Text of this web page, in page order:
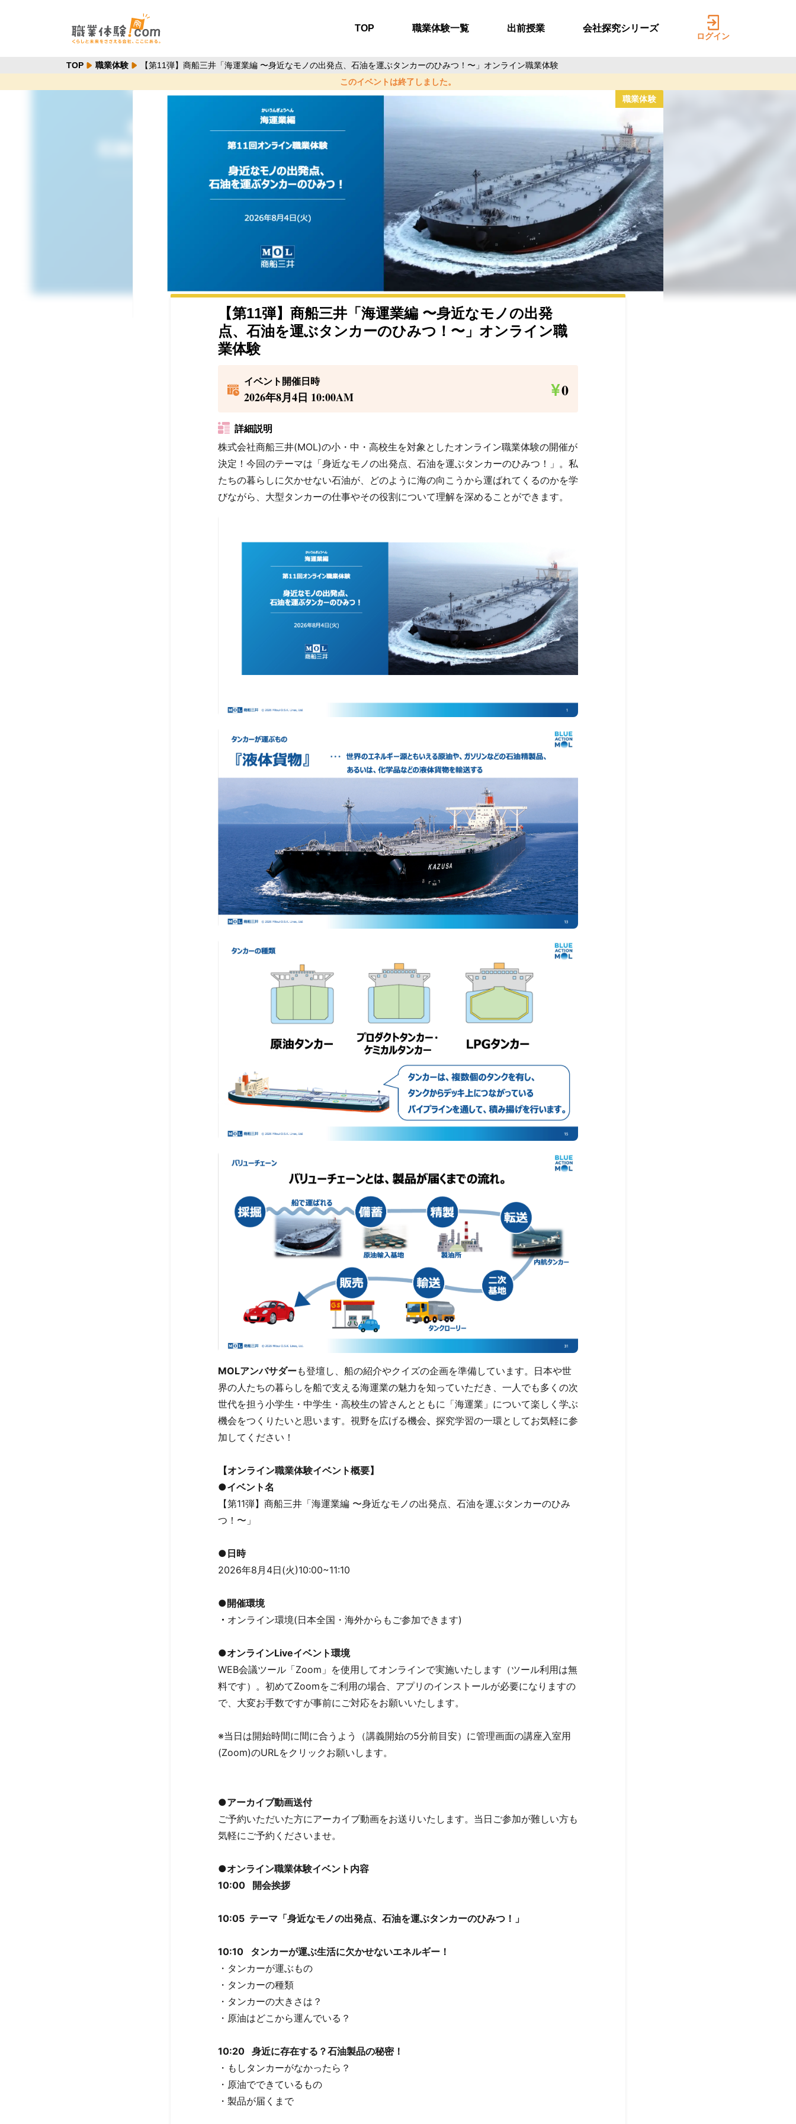
TOP 職業体験一覧 出前授業 会社探究シリーズ
ログイン
TOP 職業体験
【第11弾】商船三井「海運業編 〜身近なモノの出発点、石油を運ぶタンカーのひみつ！〜」オンライン職業体験
このイベントは終了しました。
shokugyotaiken-production-bucket.s3.ap-northeast-1.amazonaws.com/media/events/e9/7a/e97a3f16-2642-48ff-930a-46219c2d667a/conversions/event-photo_1-t64r79a5-optimized.webp
職業体験
【第11弾】商船三井「海運業編 〜身近なモノの出発
点、石油を運ぶタンカーのひみつ！〜」オンライン職
業体験
イベント開催日時
2026年8月4日 10:00AM 0
詳細説明
株式会社商船三井(MOL)の小・中・高校生を対象としたオンライン職業体験の開催が
決定！今回のテーマは「身近なモノの出発点、石油を運ぶタンカーのひみつ！」。私
たちの暮らしに欠かせない石油が、どのように海の向こうから運ばれてくるのかを学
びながら、大型タンカーの仕事やその役割について理解を深めることができます。
MOLアンバサダーも登壇し、船の紹介やクイズの企画を準備しています。日本や世
界の人たちの暮らしを船で支える海運業の魅力を知っていただき、一人でも多くの次
世代を担う小学生・中学生・高校生の皆さんとともに「海運業」について楽しく学ぶ
機会をつくりたいと思います。視野を広げる機会、 探究学習の一環としてお気軽に参
加してください！
【オンライン職業体験イベント概要】
●イベント名
【第11弾】商船三井「海運業編 〜身近なモノの出発点、石油を運ぶタンカーのひみ
つ！〜」
●日時
2026年8月4日(火)10:00~11:10
●開催環境
・ オンライン環境(日本全国・海外からもご参加できます)
●オンラインLiveイベント環境
WEB会議ツール「Zoom」を使用してオンラインで実施いたします（ツール利用は無
料です）。初めてZoomをご利用の場合、アプリのインストールが必要になりますの
で、大変お手数ですが事前にご対応をお願いいたします。
※当日は開始時間に間に合うよう（講義開始の5分前目安）に管理画面の講座入室用
(Zoom)のURLをクリックお願いします。
●アーカイブ動画送付
ご予約いただいた方にアーカイブ動画をお送りいたします。当日ご参加が難しい方も
気軽にご予約くださいませ。
●オンライン職業体験イベント内容
10:00 開会挨拶
10:05 テーマ「身近なモノの出発点、石油を運ぶタンカーのひみつ！」
10:10 タンカーが運ぶ生活に欠かせないエネルギー！
・タンカーが運ぶもの
・タンカーの種類
・タンカーの大きさは？
・原油はどこから運んでいる？
10:20 身近に存在する？石油製品の秘密！
・もしタンカーがなかったら？
・原油でできているもの
・製品が届くまで